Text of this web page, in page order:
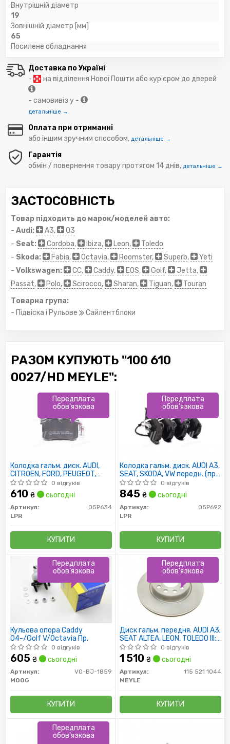
Внутрішній діаметр
19
Зовнішній діаметр [мм]
65
Посилене обладнання
Доставка по Україні
-
на відділення Нової Пошти або кур'єром до дверей
- самовивіз у -
детальніше →
Оплата при отриманні
або іншим зручним способом, детальніше →
Гарантія
обмін / повернення товару протягом 14 днів, детальніше →
ЗАСТОСОВНІСТЬ
Товар підходить до марок/моделей авто:
- Audi: A3,
Q3
- Seat: Cordoba, Ibiza, Leon,
Toledo
- Skoda: Fabia, Octavia, Roomster, Superb,
Yeti
- Volkswagen: CC, Caddy, EOS, Golf, Jetta,
Passat, Polo, Scirocco, Sharan, Tiguan,
Touran
Товарна група:
- Підвіска і Рульове
Сайлентблоки
РАЗОМ КУПУЮТЬ "100 610
0027/HD MEYLE":
Колодка гальм. диск. AUDI,
CITROEN, FORD, PEUGEOT,
RENAULT, SEAT, SKODA, VW
задн. (вир-во LPR)
0 відгуків
610 ₴ сьогодні
Артикул:
05P634
LPR
КУПИТИ
Передплата
обов'язкова
Колодка гальм. диск. AUDI A3,
SEAT, SKODA, VW передн. (пр-
во LPR)
0 відгуків
845 ₴ сьогодні
Артикул:
05P692
LPR
КУПИТИ
Передплата
обов'язкова
Кульова опора Caddy
04-/Golf V/Octavia Пр.
0 відгуків
605 ₴ сьогодні
Артикул:
VO-BJ-1859
MOOG
КУПИТИ
Передплата
обов'язкова
Диск гальм. передня. AUDI A3;
SEAT ALTEA, LEON, TOLEDO III;
SKODA OCTAVIA0 відгуків
1 510 ₴ сьогодні
Артикул:
115 521 1044
MEYLE
КУПИТИ
Передплата
обов'язкова
Передплата
обов'язкова